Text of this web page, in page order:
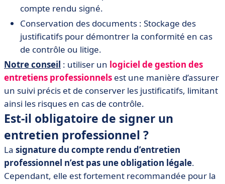
compte rendu signé.
Conservation des documents : Stockage des
justificatifs pour démontrer la conformité en cas
de contrôle ou litige.
Notre conseil : utiliser un logiciel de gestion des
entretiens professionnels est une manière d’assurer
un suivi précis et de conserver les justificatifs, limitant
ainsi les risques en cas de contrôle.
Est-il obligatoire de signer un
entretien professionnel ?
La signature du compte rendu d’entretien
professionnel n’est pas une obligation légale.
Cependant, elle est fortement recommandée pour la